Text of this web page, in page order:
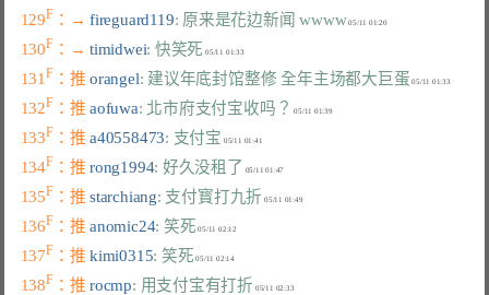
129F ：→ fireguard119: 原来是花边新闻 wwww 05/11 01:20
130F ：→ timidwei: 快笑死 05/11 01:33
131 F ：推 orangel: 建议年底封馆整修 全年主场都大巨蛋 05/11 01:33
132F ：推 aofuwa: 北市府支付宝收吗？ 05/11 01:39
133F ：推 a40558473: 支付宝
134F ：推 rong1994: 好久没租了
135F ：推 starchiang: 支付寳打九折 05/11 01:49
136F ：推 anomic24: 笑死
137F ：推 kimi0315: 笑死 05/11 02:14
138F ：推 rocmp: 用支付宝有打折 05/11 02:33